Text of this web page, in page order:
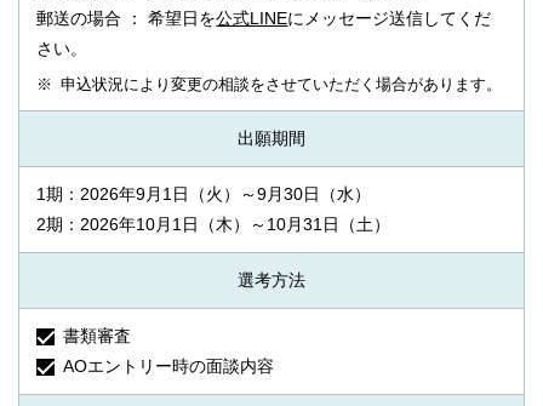
郵送の場合 ： 希望日を公式LINEにメッセージ送信してくだ
さい。
申込状況により変更の相談をさせていただく場合があります。
出願期間
1期：2026年9月1日（火）～9月30日（水）
2期：2026年10月1日（木）～10月31日（土）
選考方法
書類審査
AOエントリー時の面談内容